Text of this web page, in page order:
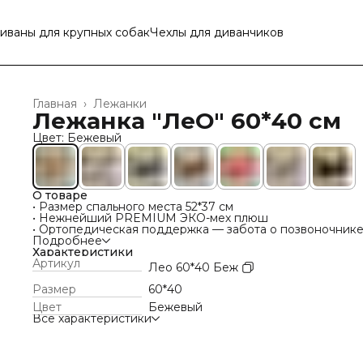
для крупных собакЧехлы для диванчиков
Лежанки
Главная ›
Лежанка "ЛеО" 60*40 см
Цвет: Бежевый
О товаре
• Размер спального места 52*37 см
• Нежнейший PREMIUM ЭКО-мех плюш
• Ортопедическая поддержка — забота о
суставах
• Мягкое спальное место поролон 3 см — комфортный
• Высокий мягкий бортик 10 см — на него так удобно
положить голову
• Износостойкие материалы — служит долго, не боится
когтей
• Сменные чехлы (приобретаются дополнительно)-
от влаги и грязи, чистота без лишних усилий
Подробнее
Характеристики
Артикул
Лео 60*40 Беж
Размер
60*40
Цвет
Бежевый
Все характеристики